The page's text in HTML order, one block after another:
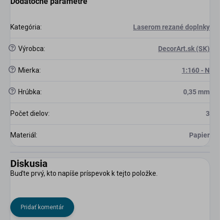
Kategória: Laserom rezané doplnky
? Výrobca: DecorArt.sk (SK)
? Mierka: 1:160 - N
? Hrúbka: 0,35 mm
Počet dielov: 3
Materiál : Papier
Diskusia
Buďte prvý, kto napíše príspevok k tejto položke.
Pridať komentár